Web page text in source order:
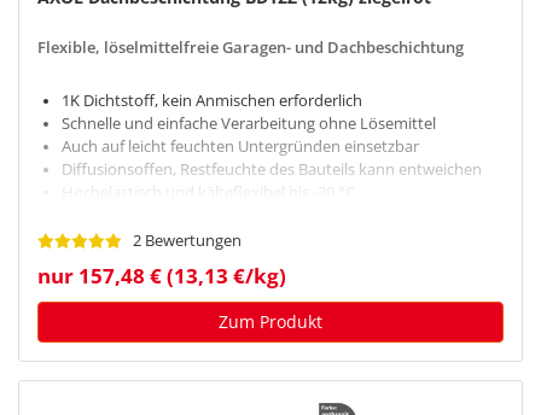
Flexible, löselmittelfreie Garagen- und Dachbeschichtung
1K Dichtstoff, kein Anmischen erforderlich
Schnelle und einfache Verarbeitung ohne Lösemittel
Auch auf leicht feuchten Untergründen einsetzbar
Diffusionsoffen, Restfeuchte des Bauteils kann entweichen
Hochelastisch und kälteflexibel bis -20 °C
2 Bewertungen
nur 157,48 € (13,13 €/kg)
Zum Produkt